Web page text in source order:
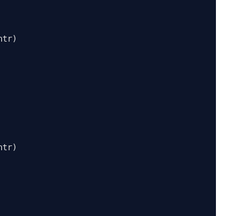
)
)